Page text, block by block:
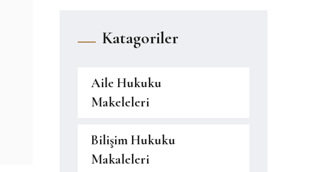
Katagoriler
Aile Hukuku
Makeleleri
Bilişim Hukuku
Makaleleri